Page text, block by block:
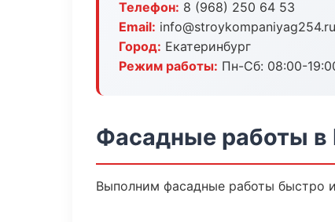
Телефон: 8 (968) 250 64 53
Email: info@stroykompaniyag254.ru
Город: Екатеринбург
Режим работы: Пн-Сб: 08:00-
Фасадные работы в
Выполним фасадные работы быстро